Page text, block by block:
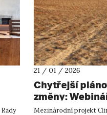
21 / 01 / 2026
Chytřejší
změny:
Mezinárodní projekt